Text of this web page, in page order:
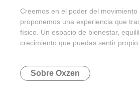
Creemos en el poder del movimiento
proponemos una experiencia que
físico. Un espacio de bienestar,
crecimiento que puedas sentir propio.
Sobre Oxzen